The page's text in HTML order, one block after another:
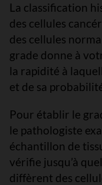
La classification
des cellules
des cellules
grade donne à
la rapidité à
et de sa
Pour établir le
le pathologiste
échantillon de
vérifie jusqu’à
diffèrent des